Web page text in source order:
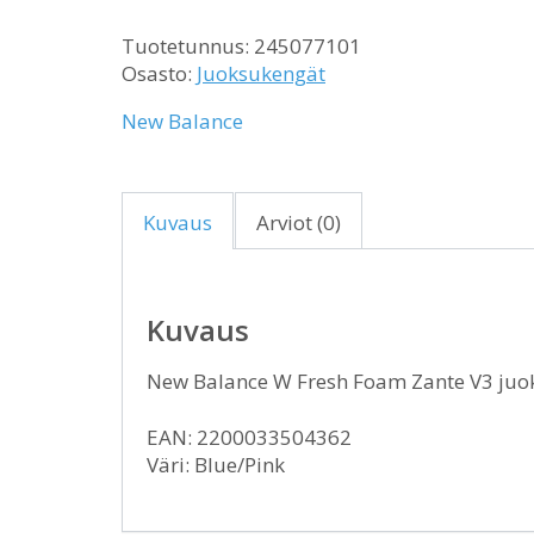
Tuotetunnus: 245077101
Osasto: Juoksukengät
New Balance
Kuvaus Arviot (0)
Kuvaus
New Balance W Fresh Foam Zante V3
EAN: 2200033504362
Väri: Blue/Pink